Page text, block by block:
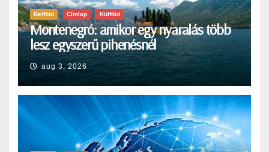
Belföld Címlap Külföld
Montenegró: amikor egy nyaralás több
lesz egyszerű pihenésnél
aug 3, 2026